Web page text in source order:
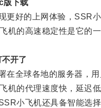
版下载
好的上网体验，SSR小
的高速稳定性是它的一
开了
全球各地的服务器，用
的代理速度快，延迟低
小飞机还具备智能选择